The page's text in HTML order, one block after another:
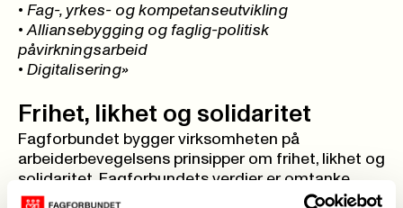
• Fag-, yrkes- og kompetanseutvikling
• Alliansebygging og faglig-politisk
påvirkningsarbeid
• Digitalisering»
Frihet, likhet og solidaritet
Fagforbundet bygger virksomheten på
arbeiderbevegelsens prinsipper om frihet, likhet og
solidaritet. Fagforbundets verdier er omtanke,
solidaritet og samhold. Denne grunnleggende